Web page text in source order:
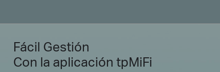
Fácil Gestión
Con la aplicación tpMiFi